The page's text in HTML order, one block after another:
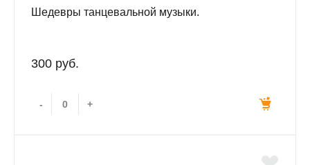
Шедевры танцевальной музыки.
300 руб.
- +